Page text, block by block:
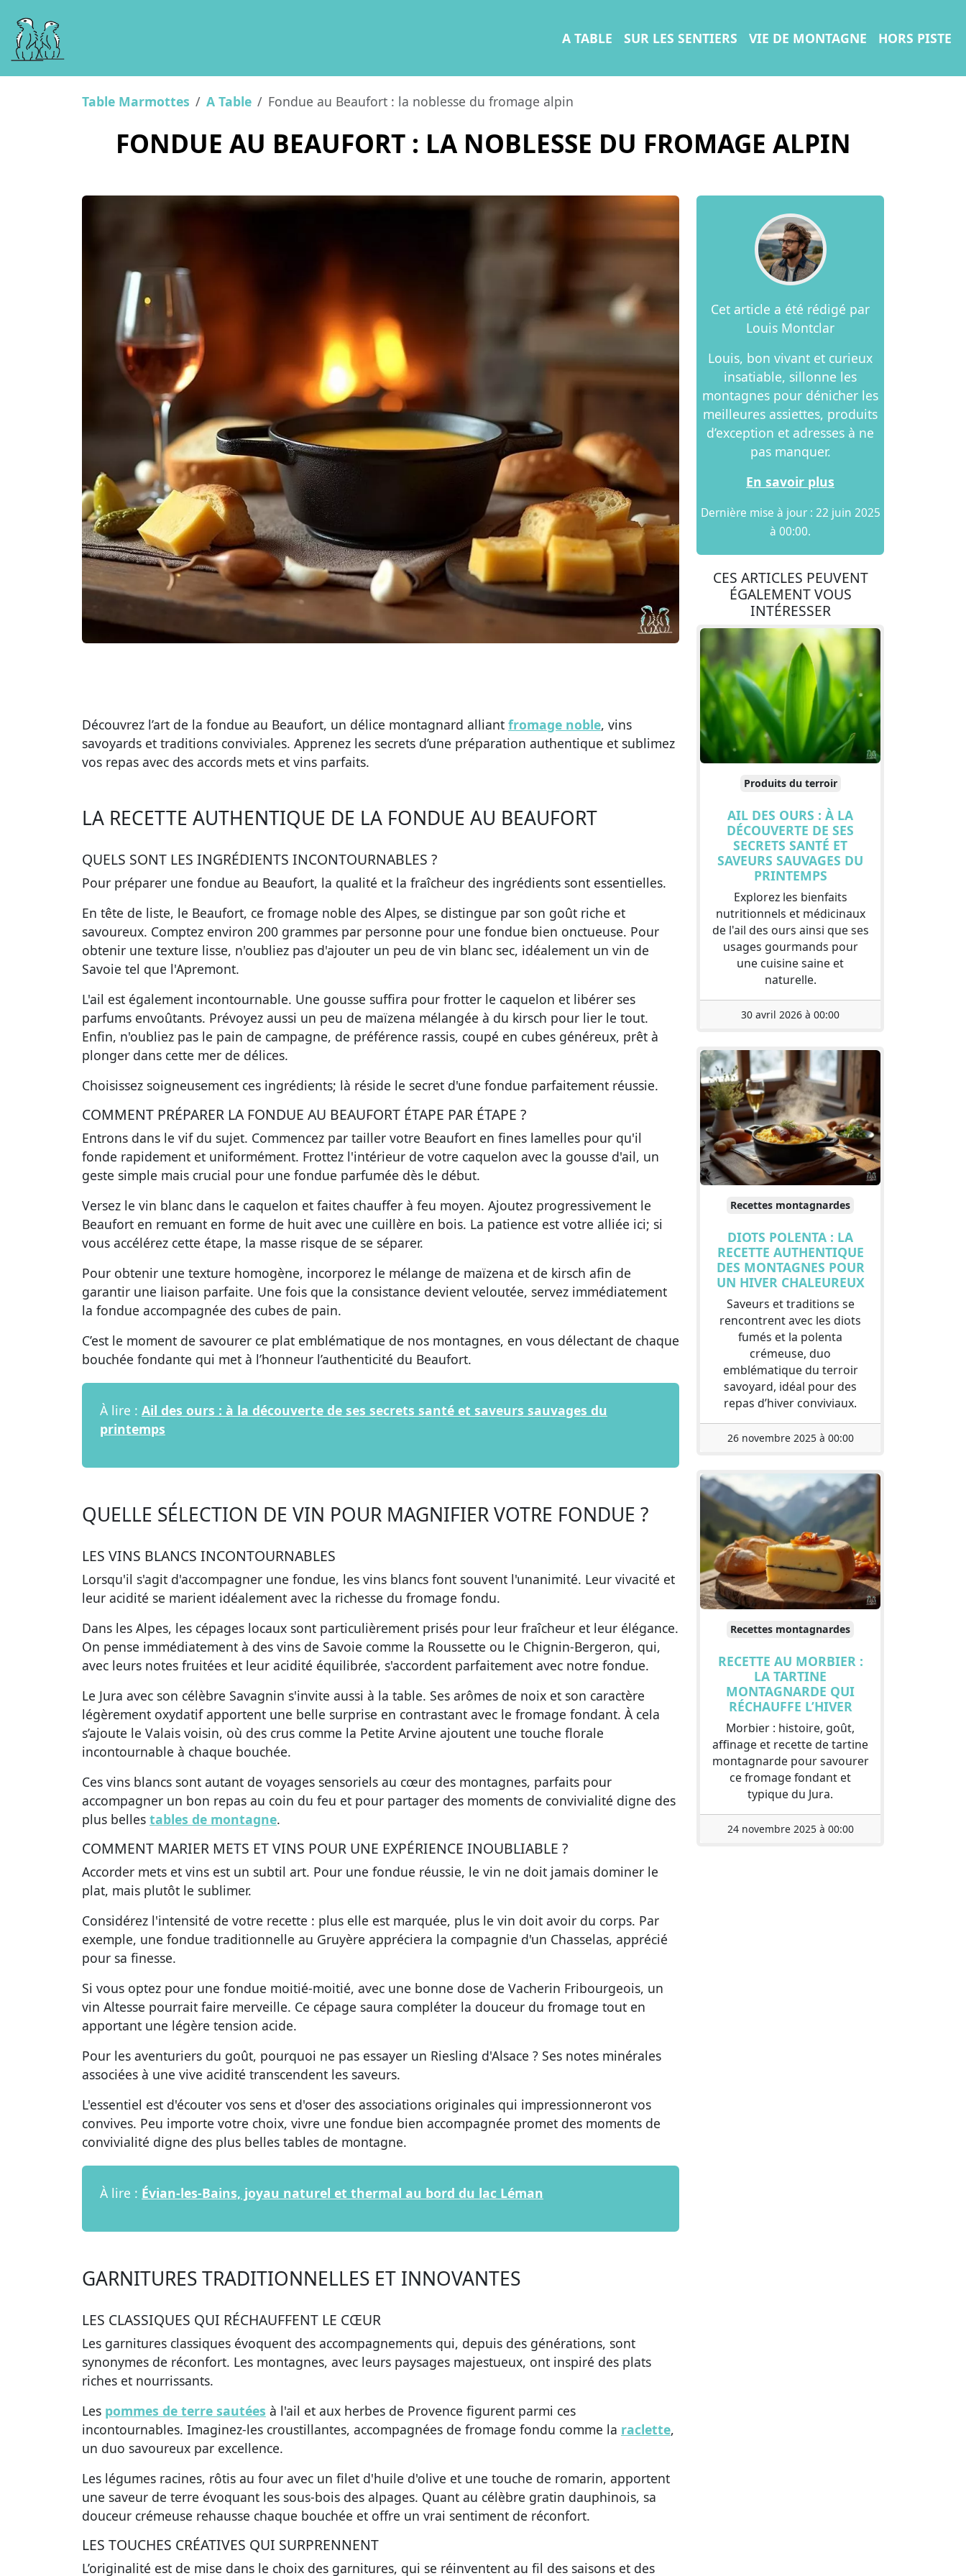
A TABLE SUR LES SENTIERS VIE DE MONTAGNE HORS PISTE
Table Marmottes A Table Fondue au Beaufort : la noblesse du fromage alpin
FONDUE AU BEAUFORT : LA NOBLESSE DU FROMAGE ALPIN
Découvrez l’art de la fondue au Beaufort, un délice montagnard alliant fromage noble, vins
savoyards et traditions conviviales. Apprenez les secrets d’une préparation authentique et sublimez
vos repas avec des accords mets et vins parfaits.
LA RECETTE AUTHENTIQUE DE LA FONDUE AU BEAUFORT
QUELS SONT LES INGRÉDIENTS INCONTOURNABLES ?
Pour préparer une fondue au Beaufort, la qualité et la fraîcheur des ingrédients sont essentielles.
En tête de liste, le Beaufort, ce fromage noble des Alpes, se distingue par son goût riche et
savoureux. Comptez environ 200 grammes par personne pour une fondue bien onctueuse. Pour
obtenir une texture lisse, n'oubliez pas d'ajouter un peu de vin blanc sec, idéalement un vin de
Savoie tel que l'Apremont.
L'ail est également incontournable. Une gousse suffira pour frotter le caquelon et libérer ses
parfums envoûtants. Prévoyez aussi un peu de maïzena mélangée à du kirsch pour lier le tout.
Enfin, n'oubliez pas le pain de campagne, de préférence rassis, coupé en cubes généreux, prêt à
plonger dans cette mer de délices.
Choisissez soigneusement ces ingrédients; là réside le secret d'une fondue parfaitement réussie.
COMMENT PRÉPARER LA FONDUE AU BEAUFORT ÉTAPE PAR ÉTAPE ?
Entrons dans le vif du sujet. Commencez par tailler votre Beaufort en fines lamelles pour qu'il
fonde rapidement et uniformément. Frottez l'intérieur de votre caquelon avec la gousse d'ail, un
geste simple mais crucial pour une fondue parfumée dès le début.
Versez le vin blanc dans le caquelon et faites chauffer à feu moyen. Ajoutez progressivement le
Beaufort en remuant en forme de huit avec une cuillère en bois. La patience est votre alliée ici; si
vous accélérez cette étape, la masse risque de se séparer.
Pour obtenir une texture homogène, incorporez le mélange de maïzena et de kirsch afin de
garantir une liaison parfaite. Une fois que la consistance devient veloutée, servez immédiatement
la fondue accompagnée des cubes de pain.
C’est le moment de savourer ce plat emblématique de nos montagnes, en vous délectant de chaque
bouchée fondante qui met à l’honneur l’authenticité du Beaufort.
À lire : Ail des ours : à la découverte de ses secrets santé et saveurs sauvages du
printemps
QUELLE SÉLECTION DE VIN POUR MAGNIFIER VOTRE FONDUE ?
LES VINS BLANCS INCONTOURNABLES
Lorsqu'il s'agit d'accompagner une fondue, les vins blancs font souvent l'unanimité. Leur vivacité et
leur acidité se marient idéalement avec la richesse du fromage fondu.
Dans les Alpes, les cépages locaux sont particulièrement prisés pour leur fraîcheur et leur élégance.
On pense immédiatement à des vins de Savoie comme la Roussette ou le Chignin-Bergeron, qui,
avec leurs notes fruitées et leur acidité équilibrée, s'accordent parfaitement avec notre fondue.
Le Jura avec son célèbre Savagnin s'invite aussi à la table. Ses arômes de noix et son caractère
légèrement oxydatif apportent une belle surprise en contrastant avec le fromage fondant. À cela
s’ajoute le Valais voisin, où des crus comme la Petite Arvine ajoutent une touche florale
incontournable à chaque bouchée.
Ces vins blancs sont autant de voyages sensoriels au cœur des montagnes, parfaits pour
accompagner un bon repas au coin du feu et pour partager des moments de convivialité digne des
plus belles tables de montagne.
COMMENT MARIER METS ET VINS POUR UNE EXPÉRIENCE INOUBLIABLE ?
Accorder mets et vins est un subtil art. Pour une fondue réussie, le vin ne doit jamais dominer le
plat, mais plutôt le sublimer.
Considérez l'intensité de votre recette : plus elle est marquée, plus le vin doit avoir du corps. Par
exemple, une fondue traditionnelle au Gruyère appréciera la compagnie d'un Chasselas, apprécié
pour sa finesse.
Si vous optez pour une fondue moitié-moitié, avec une bonne dose de Vacherin Fribourgeois, un
vin Altesse pourrait faire merveille. Ce cépage saura compléter la douceur du fromage tout en
apportant une légère tension acide.
Pour les aventuriers du goût, pourquoi ne pas essayer un Riesling d'Alsace ? Ses notes minérales
associées à une vive acidité transcendent les saveurs.
L'essentiel est d'écouter vos sens et d'oser des associations originales qui impressionneront vos
convives. Peu importe votre choix, vivre une fondue bien accompagnée promet des moments de
convivialité digne des plus belles tables de montagne.
À lire : Évian-les-Bains, joyau naturel et thermal au bord du lac Léman
GARNITURES TRADITIONNELLES ET INNOVANTES
LES CLASSIQUES QUI RÉCHAUFFENT LE CŒUR
Les garnitures classiques évoquent des accompagnements qui, depuis des générations, sont
synonymes de réconfort. Les montagnes, avec leurs paysages majestueux, ont inspiré des plats
riches et nourrissants.
Les pommes de terre sautées à l'ail et aux herbes de Provence figurent parmi ces
incontournables. Imaginez-les croustillantes, accompagnées de fromage fondu comme la raclette,
un duo savoureux par excellence.
Les légumes racines, rôtis au four avec un filet d'huile d'olive et une touche de romarin, apportent
une saveur de terre évoquant les sous-bois des alpages. Quant au célèbre gratin dauphinois, sa
douceur crémeuse rehausse chaque bouchée et offre un vrai sentiment de réconfort.
LES TOUCHES CRÉATIVES QUI SURPRENNENT
L’originalité est de mise dans le choix des garnitures, qui se réinventent au fil des saisons et des
Cet article a été rédigé par
Louis Montclar
Louis, bon vivant et curieux
insatiable, sillonne les
montagnes pour dénicher les
meilleures assiettes, produits
d’exception et adresses à ne
pas manquer.
En savoir plus
Dernière mise à jour : 22 juin 2025
à 00:00.
CES ARTICLES PEUVENT
ÉGALEMENT VOUS
INTÉRESSER
Produits du terroir
AIL DES OURS : À LA
DÉCOUVERTE DE SES
SECRETS SANTÉ ET
SAVEURS SAUVAGES DU
PRINTEMPS
Explorez les bienfaits
nutritionnels et médicinaux
de l'ail des ours ainsi que ses
usages gourmands pour
une cuisine saine et
naturelle.
30 avril 2026 à 00:00
Recettes montagnardes
DIOTS POLENTA : LA
RECETTE AUTHENTIQUE
DES MONTAGNES POUR
UN HIVER CHALEUREUX
Saveurs et traditions se
rencontrent avec les diots
fumés et la polenta
crémeuse, duo
emblématique du terroir
savoyard, idéal pour des
repas d’hiver conviviaux.
26 novembre 2025 à 00:00
Recettes montagnardes
RECETTE AU MORBIER :
LA TARTINE
MONTAGNARDE QUI
RÉCHAUFFE L’HIVER
Morbier : histoire, goût,
affinage et recette de tartine
montagnarde pour savourer
ce fromage fondant et
typique du Jura.
24 novembre 2025 à 00:00